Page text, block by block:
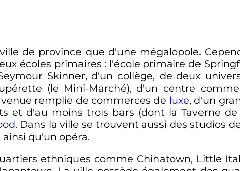
de province que d'une mégalopole.
écoles primaires : l'école primaire de
Skinner, d'un collège, de deux
(le Mini-Marché), d'un centre
remplie de commerces de luxe, d'un
et d'au moins trois bars (dont la Taverne
. Dans la ville se trouvent aussi des studios
qu'un opéra.
ethniques comme Chinatown, Little